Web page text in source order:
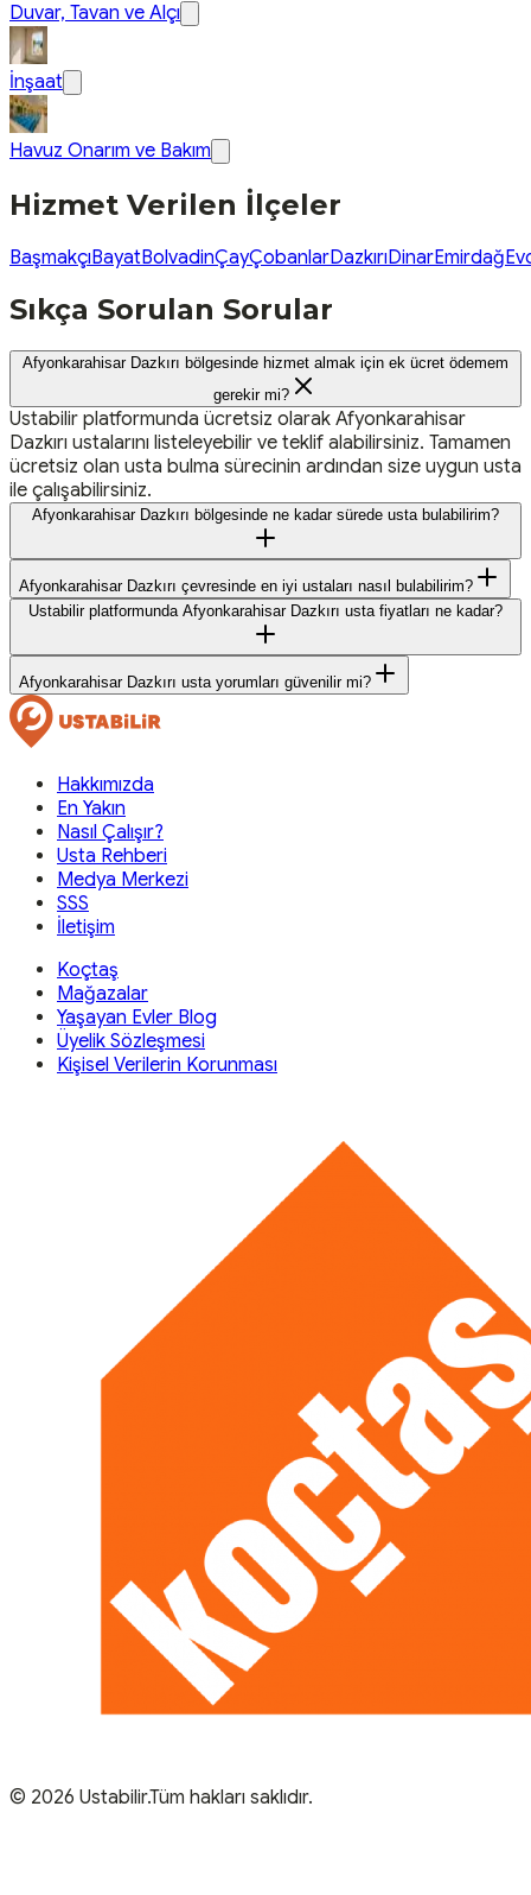
Duvar, Tavan ve Alçı
İnşaat
Havuz Onarım ve Bakım
Hizmet Verilen İlçeler
BaşmakçıBayatBolvadinÇayÇobanlarDazkırıDinarEmirdağ
Sıkça Sorulan Sorular
Afyonkarahisar Dazkırı bölgesinde hizmet almak için ek ücret ödemem
gerekir mi?
Ustabilir platformunda ücretsiz olarak Afyonkarahisar
Dazkırı ustalarını listeleyebilir ve teklif alabilirsiniz. Tamamen
ücretsiz olan usta bulma sürecinin ardından size uygun usta
ile çalışabilirsiniz.
Afyonkarahisar Dazkırı bölgesinde ne kadar sürede usta bulabilirim?
Afyonkarahisar Dazkırı çevresinde en iyi ustaları nasıl bulabilirim?
Ustabilir platformunda Afyonkarahisar Dazkırı usta fiyatları ne kadar?
Afyonkarahisar Dazkırı usta yorumları güvenilir mi?
Hakkımızda
En Yakın
Nasıl Çalışır?
Usta Rehberi
Medya Merkezi
SSS
İletişim
Koçtaş
Mağazalar
Yaşayan Evler Blog
Üyelik Sözleşmesi
Kişisel Verilerin Korunması
© 2026 Ustabilir.Tüm hakları saklıdır.